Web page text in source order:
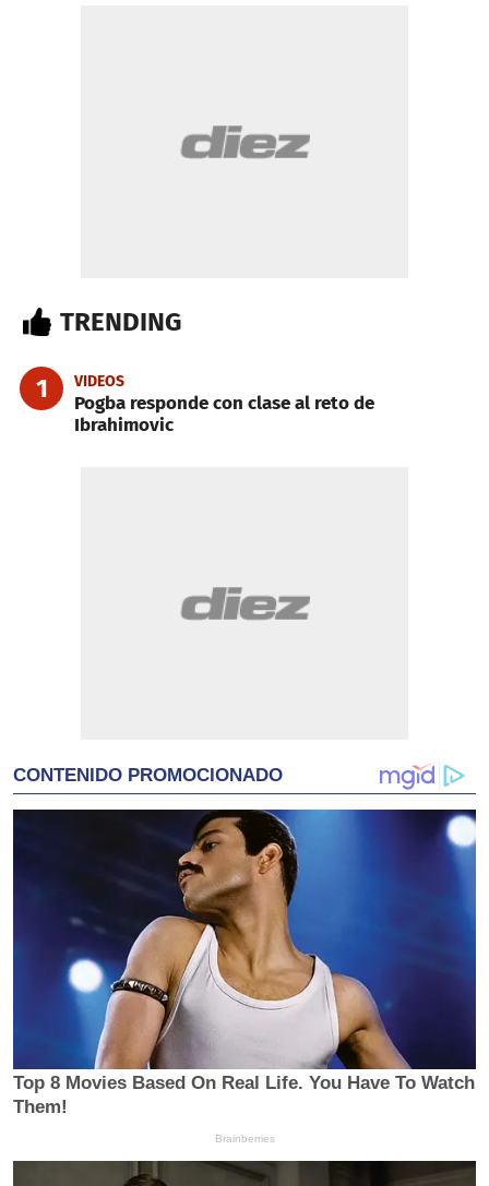
TRENDING
1 VIDEOS
Pogba responde con clase al reto de
Ibrahimovic